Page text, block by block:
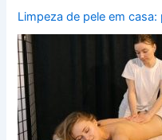
Limpeza de pele em